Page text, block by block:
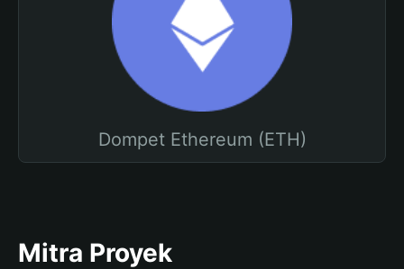
Dompet Ethereum (ETH)
Mitra Proyek